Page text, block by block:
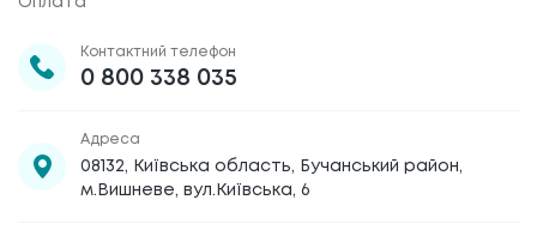
Контактний телефон
0 800 338 035
Адреса
08132, Київська область, Бучанський район,
м.Вишневе, вул.Київська, 6